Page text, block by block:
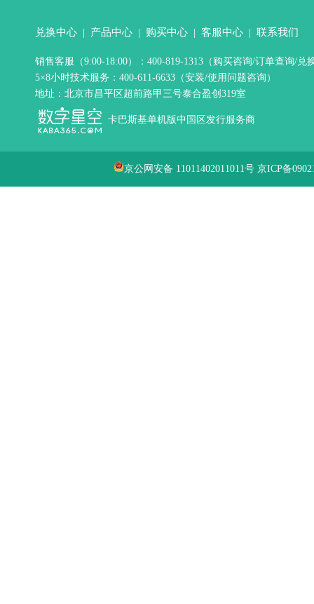
兑换中心 | 产品中心 | 购买中心 | 客服中心 | 联系我们
销售客服（9:00-18:00）：400-819-1313（购买咨询/订单查询/兑
5×8小时技术服务：400-611-6633（安装/使用问题咨询）
地址：北京市昌平区超前路甲三号泰合盈创319室
卡巴斯基单机版中国区发行服务商
京公网安备 11011402011011号 京ICP备